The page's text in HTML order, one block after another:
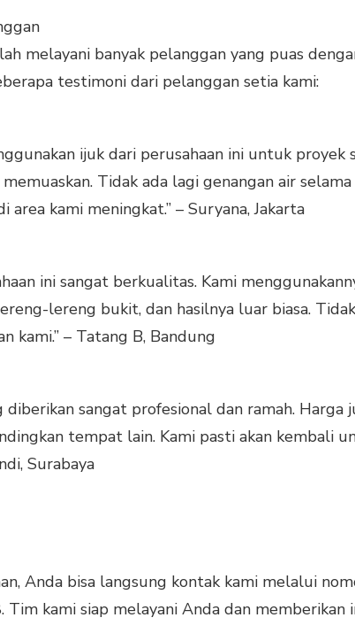
melayani banyak pelanggan yang puas
testimoni dari pelanggan setia kami:
ijuk dari perusahaan ini untuk proyek
Tidak ada lagi genangan air
area kami meningkat.” – Suryana, Jakarta
ini sangat berkualitas. Kami
lereng bukit, dan hasilnya luar biasa.
kami.” – Tatang B, Bandung
diberikan sangat profesional dan ramah. Harga
tempat lain. Kami pasti akan kembali
Surabaya
Anda bisa langsung kontak kami melalui
kami siap melayani Anda dan memberikan